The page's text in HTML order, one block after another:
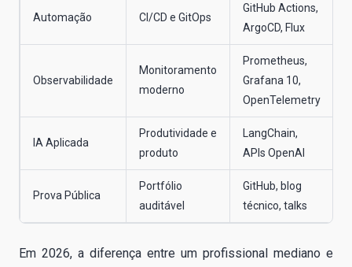
Automação CI/CD e GitOps
GitHub Actions,
ArgoCD, Flux
Observabilidade
Monitoramento
moderno
Prometheus,
Grafana 10,
OpenTelemetry
IA Aplicada
Produtividade e
produto
LangChain,
APIs OpenAI
Prova Pública
Portfólio
auditável
GitHub, blog
técnico, talks
Em 2026, a diferença entre um profissional mediano e